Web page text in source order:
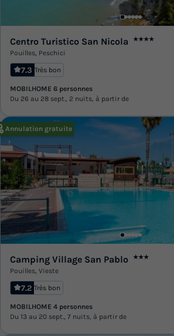
Centro Turistico San Nicola ★★★★
Pouilles, Peschici
7.3 Très bon
MOBILHOME 6 personnes
Du 26 au 28 sept., 2 nuits, à partir de
Annulation gratuite
Camping Village San Pablo ★★★
Pouilles, Vieste
7.2 Très bon
MOBILHOME 4 personnes
Du 13 au 20 sept., 7 nuits, à partir de